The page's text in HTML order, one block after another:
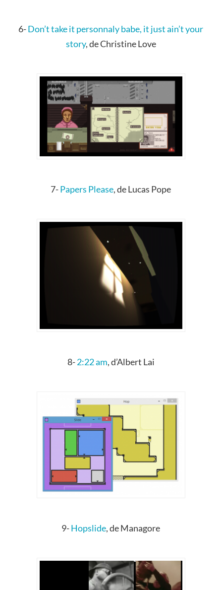
6-Don’t take it personnaly babe, it just ain’t your
story, de Christine Love
7-Papers Please, de Lucas Pope
8-2:22 am, d’Albert Lai
9-Hopslide, de Managore